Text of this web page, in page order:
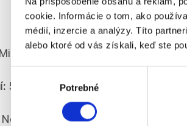
cookie. Informácie o tom, ako
médií, inzercie a analýzy. Títo
alebo ktoré od vás získali, keď ste
súhlasu
Potrebné
Microsoft Windows Server 2025
5
Není určeno pro Microsoft Windows